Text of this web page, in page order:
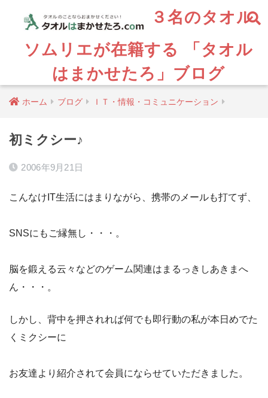
３名のタオル
ソムリエが在籍する 「タオル
はまかせたろ」ブログ
ホーム ブログ ＩＴ・情報・コミュニケーション
初ミクシー♪
2006年9月21日
こんなけIT生活にはまりながら、携帯のメールも打てず、
SNSにもご縁無し・・・。
脳を鍛える云々などのゲーム関連はまるっきしあきまへ
ん・・・。
しかし、背中を押されれば何でも即行動の私が本日めでた
くミクシーに
お友達より紹介されて会員にならせていただきました。